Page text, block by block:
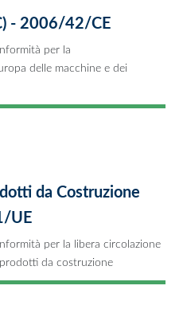
- 2006/42/CE
per la
delle macchine e dei
da Costruzione
UE
per la libera circolazione
da costruzione